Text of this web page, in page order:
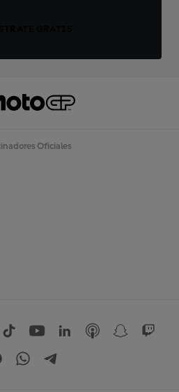
Oficiales